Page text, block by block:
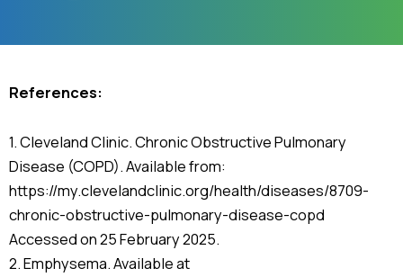
References:
1. Cleveland Clinic. Chronic Obstructive Pulmonary
Disease (COPD). Available from:
https://my.clevelandclinic.org/health/diseases/8709-
chronic-obstructive-pulmonary-disease-copd
Accessed on 25 February 2025.
2. Emphysema. Available at